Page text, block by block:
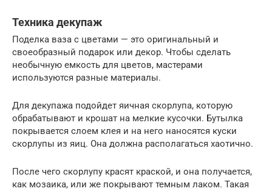
Техника декупаж
Поделка ваза с цветами — это оригинальный и
своеобразный подарок или декор. Чтобы сделать
необычную емкость для цветов, мастерами
используются разные материалы.
Для декупажа подойдет яичная скорлупа, которую
обрабатывают и крошат на мелкие кусочки. Бутылка
покрывается слоем клея и на него наносятся куски
скорлупы из яиц. Она должна располагаться хаотично.
После чего скорлупу красят краской, и она получается,
как мозаика, или же покрывают темным лаком. Такая